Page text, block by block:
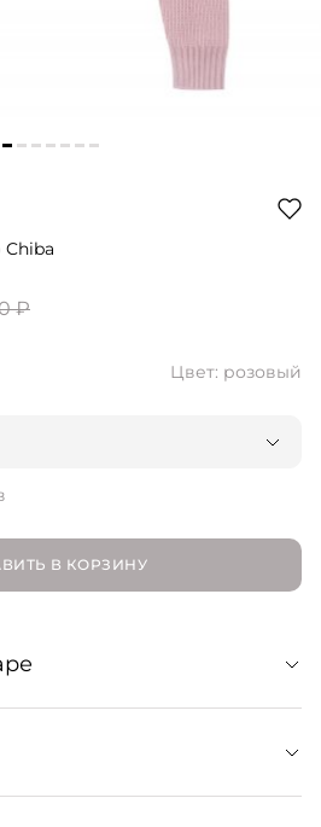
₽
Цвет: розовый
В КОРЗИНУ
из мягкой кашемировой
комфортных образов в